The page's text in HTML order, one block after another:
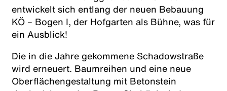
entwickelt sich entlang der neuen Bebauung
KÖ – Bogen I, der Hofgarten als Bühne, was für
ein Ausblick!
Die in die Jahre gekommene Schadowstraße
wird erneuert. Baumreihen und eine neue
Oberflächengestaltung mit Betonstein